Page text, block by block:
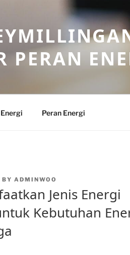
PERAN
Peran Energi
BY ADMINWOO
Jenis Energi
Kebutuhan